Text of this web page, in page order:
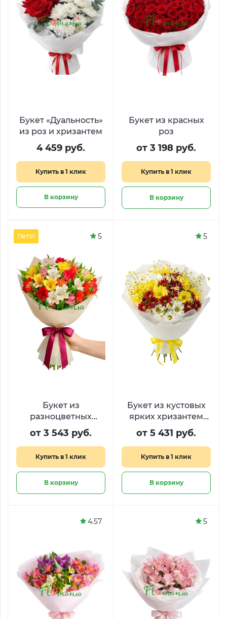
Букет «Дуальность»
из роз и хризантем
4 459 руб.
Купить в 1 клик
В корзину
Букет из красных
роз
от 3 198 руб.
Купить в 1 клик
В корзину
Букет из
разноцветных
альстро «Сказочное
безумие»
от 3 543 руб.
Купить в 1 клик
В корзину
Лето! 5
Букет из кустовых
ярких хризантем
«Привет, ромашки»
от 5 431 руб.
Купить в 1 клик
В корзину
5
4.57 5